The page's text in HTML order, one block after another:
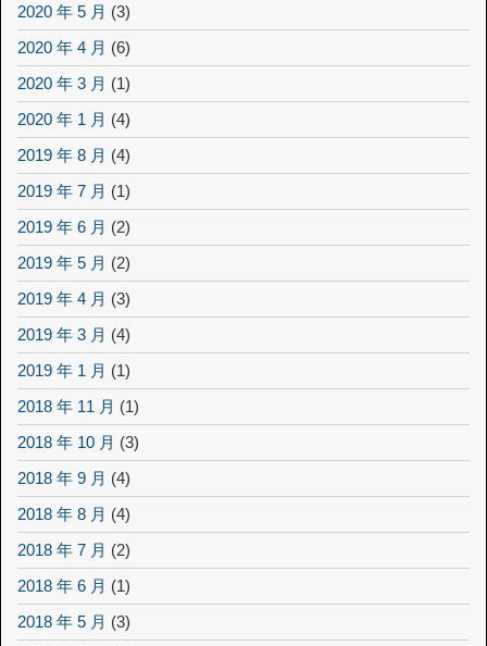
2020 年 5 月 (3)
2020 年 4 月 (6)
2020 年 3 月 (1)
2020 年 1 月 (4)
2019 年 8 月 (4)
2019 年 7 月 (1)
2019 年 6 月 (2)
2019 年 5 月 (2)
2019 年 4 月 (3)
2019 年 3 月 (4)
2019 年 1 月 (1)
2018 年 11 月 (1)
2018 年 10 月 (3)
2018 年 9 月 (4)
2018 年 8 月 (4)
2018 年 7 月 (2)
2018 年 6 月 (1)
2018 年 5 月 (3)